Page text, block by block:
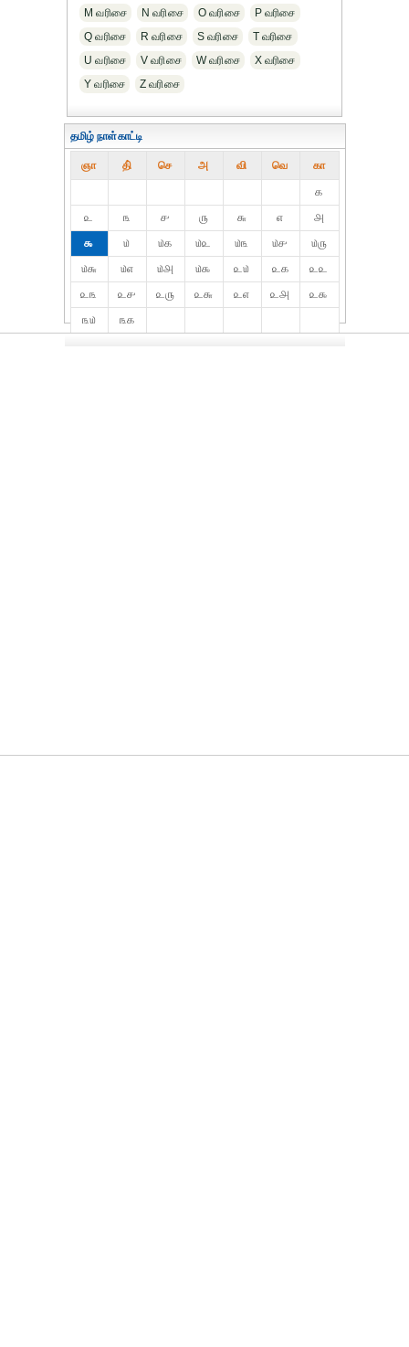
M வரிசை N வரிசை O வரிசை
P வரிசை
Q வரிசை
R வரிசை S வரிசை
T வரிசை
U வரிசை
V வரிசை W வரிசை
X வரிசை
Y வரிசை
Z வரிசை
தமிழ் நாள்காட்டி
ஞா தி் செ அ வி வெ கா
௧
௨
௩ ௪ ௫ ௬ ௭
௮
௯
௰ ௰௧ ௰௨ ௰௩ ௰௪
௰௫
௰௬
௰௭ ௰௮ ௰௯ ௨௰ ௨௧
௨௨
௨௩
௨௪ ௨௫ ௨௬ ௨௭ ௨௮
௨௯
௩௰
௩௧